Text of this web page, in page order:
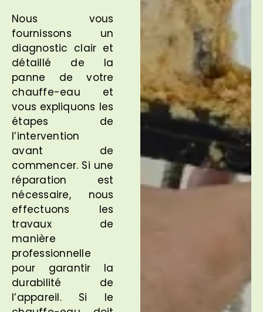
Nous vous
fournissons un
diagnostic clair et
détaillé de la
panne de votre
chauffe-eau et
vous expliquons les
étapes de
l’intervention
avant de
commencer. Si une
réparation est
nécessaire, nous
effectuons les
travaux de
manière
professionnelle
pour garantir la
durabilité de
l’appareil. Si le